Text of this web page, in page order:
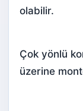
olabilir.
Çok yönlü
üzerine